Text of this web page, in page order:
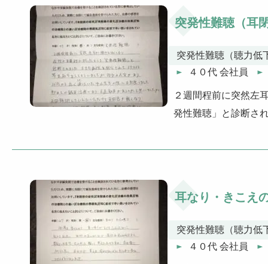
突発性難聴（耳
突発性難聴（聴力低
４０代 会社員
２週間程前に突然左
発性難聴」と診断さ
耳なり・きこえ
突発性難聴（聴力低
４０代 会社員